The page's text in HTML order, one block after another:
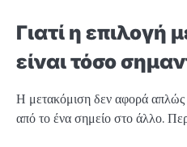
Γιατί η επιλογή
είναι τόσο
Η μετακόμιση δεν αφορά απλώς
από το ένα σημείο στο άλλο.